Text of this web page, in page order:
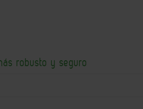
robusto y seguro